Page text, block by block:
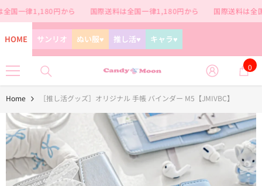
コンテンツに進む
国一律1,180円から 国際送料は全国一律1,180円から 国際送料は全
HOME サンリオ ぬい服♥ 推し活♥ キャラ♥
0 0
イ
テ
ム
Home ［推し活グッズ］オリジナル 手帳 バインダー M5【JMIVBC】